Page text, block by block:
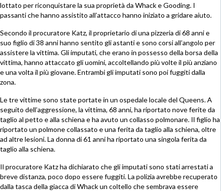
lottato per riconquistare la sua proprietà da Whack e Gooding. I
passanti che hanno assistito all’attacco hanno iniziato a gridare aiuto.
Secondo il procuratore Katz, il proprietario di una pizzeria di 68 anni e
suo figlio di 38 anni hanno sentito gli astanti e sono corsi all’angolo per
assistere la vittima. Gli imputati, che erano in possesso della borsa della
vittima, hanno attaccato gli uomini, accoltellando più volte il più anziano
e una volta il più giovane. Entrambi gli imputati sono poi fuggiti dalla
zona.
Le tre vittime sono state portate in un ospedale locale del Queens. A
seguito dell’aggressione, la vittima, 68 anni, ha riportato nove ferite da
taglio al petto e alla schiena e ha avuto un collasso polmonare. Il figlio ha
riportato un polmone collassato e una ferita da taglio alla schiena, oltre
ad altre lesioni. La donna di 61 anni ha riportato una singola ferita da
taglio alla schiena.
Il procuratore Katz ha dichiarato che gli imputati sono stati arrestati a
breve distanza, poco dopo essere fuggiti. La polizia avrebbe recuperato
dalla tasca della giacca di Whack un coltello che sembrava essere